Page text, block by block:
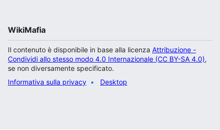
WikiMafia
Il contenuto è disponibile in base alla licenza Attribuzione -
Condividi allo stesso modo 4.0 Internazionale (CC BY-SA 4.0),
se non diversamente specificato.
Informativa sulla privacy
Desktop